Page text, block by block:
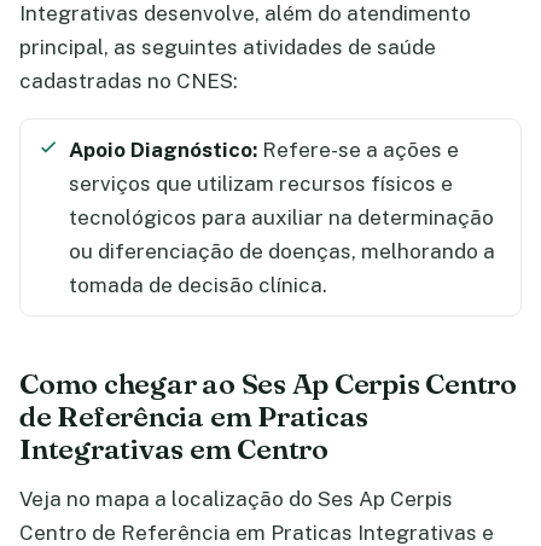
Integrativas desenvolve, além do atendimento
principal, as seguintes atividades de saúde
cadastradas no CNES:
Apoio Diagnóstico: Refere-se a ações e
serviços que utilizam recursos físicos e
tecnológicos para auxiliar na determinação
ou diferenciação de doenças, melhorando a
tomada de decisão clínica.
Como chegar ao Ses Ap Cerpis Centro
de Referência em Praticas
Integrativas em Centro
Veja no mapa a localização do Ses Ap Cerpis
Centro de Referência em Praticas Integrativas e